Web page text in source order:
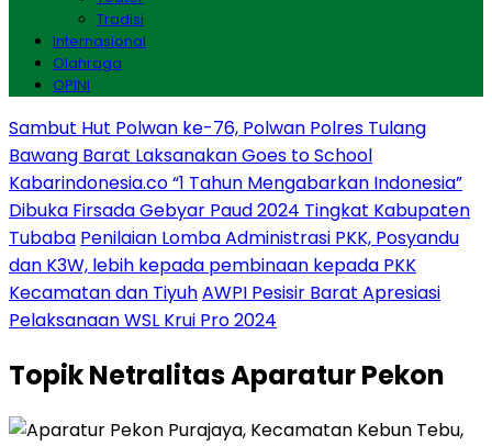
Tradisi
Internasional
Olahraga
OPINI
Sambut Hut Polwan ke-76, Polwan Polres Tulang
Bawang Barat Laksanakan Goes to School
Kabarindonesia.co “1 Tahun Mengabarkan Indonesia”
Dibuka Firsada Gebyar Paud 2024 Tingkat Kabupaten
Tubaba Penilaian Lomba Administrasi PKK, Posyandu
dan K3W, lebih kepada pembinaan kepada PKK
Kecamatan dan TiyuhAWPI Pesisir Barat Apresiasi
Pelaksanaan WSL Krui Pro 2024
TopikNetralitas Aparatur Pekon